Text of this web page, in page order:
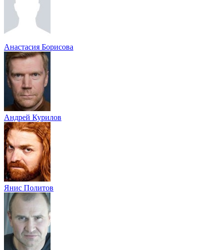
Анастасия Борисова
Андрей Курилов
Янис Политов